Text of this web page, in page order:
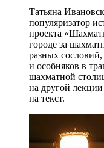
Татьяна
популяризатор
проекта
городе за
разных
и особняков в
шахматной
на другой
на текст.